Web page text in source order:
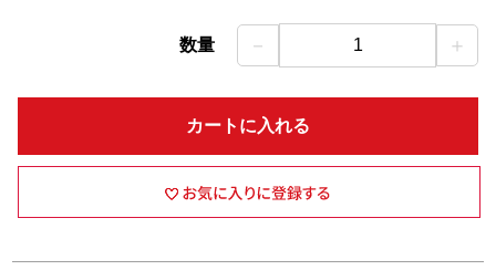
数量 － 1 ＋
カートに入れる